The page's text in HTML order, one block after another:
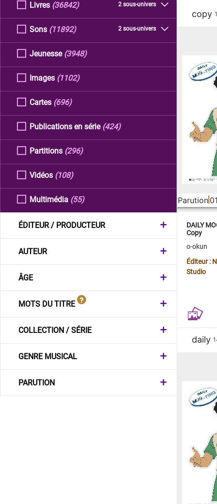
Livres 2 sous-univers
(36842)
Sons 2 sous-univers
(11892)
Jeunesse (3948)
Images (1102)
Cartes (696)
Publications en série (424)
Partitions (296)
Vidéos (108)
Multimédia (55)
ÉDITEUR / PRODUCTEUR
AUTEUR
ÂGE
MOTS DU TITRE
COLLECTION / SÉRIE
GENRE MUSICAL
PARUTION
copy
Parution
DAILY
Copy
o-okun
Éditeur :
Studio
daily